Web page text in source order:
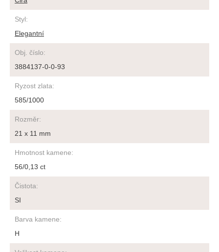
Styl:
Elegantní
Obj. číslo:
3884137-0-0-93
Ryzost zlata:
585/1000
Rozměr:
21 x 11 mm
Hmotnost kamene:
56/0,13 ct
Čistota:
SI
Barva kamene:
H